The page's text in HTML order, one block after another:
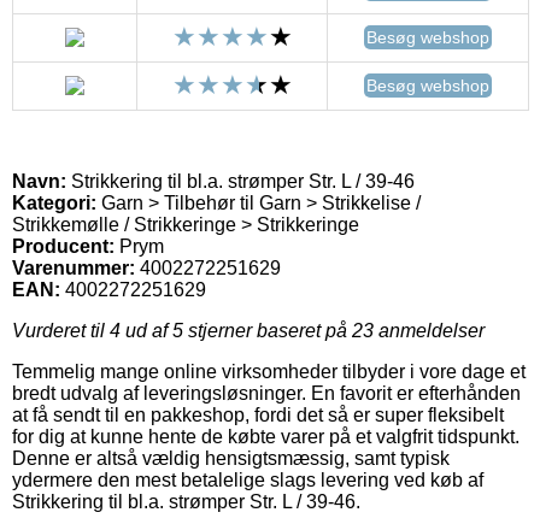
Besøg webshop
Besøg webshop
Navn: Strikkering til bl.a. strømper Str. L / 39-46
Kategori: Garn > Tilbehør til Garn > Strikkelise /
Strikkemølle / Strikkeringe > Strikkeringe
Producent: Prym
Varenummer: 4002272251629
EAN: 4002272251629
Vurderet til 4 ud af 5 stjerner baseret på 23 anmeldelser
Temmelig mange online virksomheder tilbyder i vore dage et
bredt udvalg af leveringsløsninger. En favorit er efterhånden
at få sendt til en pakkeshop, fordi det så er super fleksibelt
for dig at kunne hente de købte varer på et valgfrit tidspunkt.
Denne er altså vældig hensigtsmæssig, samt typisk
ydermere den mest betalelige slags levering ved køb af
Strikkering til bl.a. strømper Str. L / 39-46.